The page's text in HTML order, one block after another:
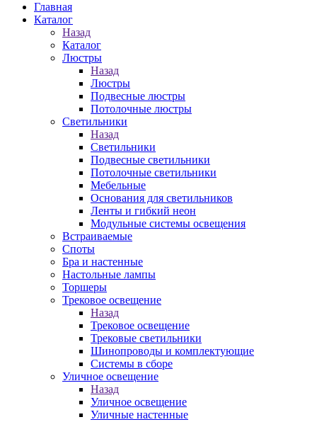
Главная
Каталог
Назад
Каталог
Люстры
Назад
Люстры
Подвесные люстры
Потолочные люстры
Светильники
Назад
Светильники
Подвесные светильники
Потолочные светильники
Мебельные
Основания для светильников
Ленты и гибкий неон
Модульные системы освещения
Встраиваемые
Споты
Бра и настенные
Настольные лампы
Торшеры
Трековое освещение
Назад
Трековое освещение
Трековые светильники
Шинопроводы и комплектующие
Системы в сборе
Уличное освещение
Назад
Уличное освещение
Уличные настенные